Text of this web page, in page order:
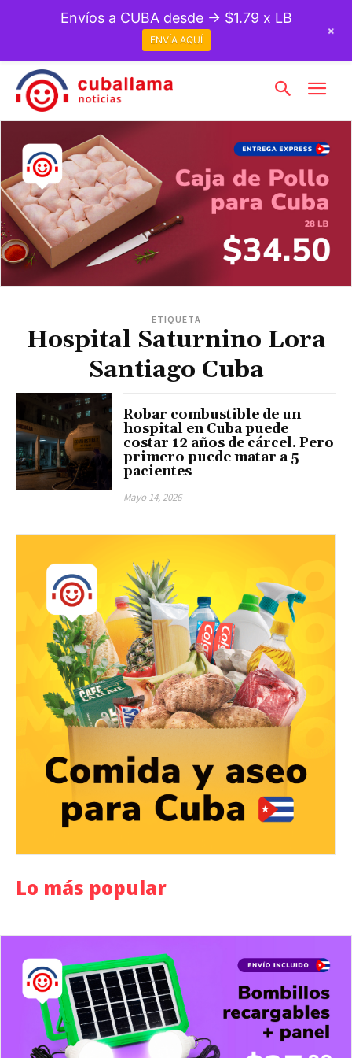
ETIQUETA
Hospital Saturnino Lora
Santiago Cuba
Robar combustible de un
hospital en Cuba puede
costar 12 años de cárcel. Pero
primero puede matar a 5
pacientes
Mayo 14, 2026
Lo más popular
Envíos a CUBA desde → $1.79 x LB
ENVÍA AQUÍ
+